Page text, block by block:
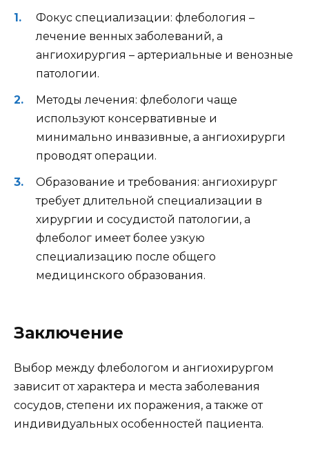
Фокус специализации: флебология –
лечение венных заболеваний, а
ангиохирургия – артериальные и венозные
патологии.
Методы лечения: флебологи чаще
используют консервативные и
минимально инвазивные, а ангиохирурги
проводят операции.
Образование и требования: ангиохирург
требует длительной специализации в
хирургии и сосудистой патологии, а
флеболог имеет более узкую
специализацию после общего
медицинского образования.
Заключение
Выбор между флебологом и ангиохирургом
зависит от характера и места заболевания
сосудов, степени их поражения, а также от
индивидуальных особенностей пациента.